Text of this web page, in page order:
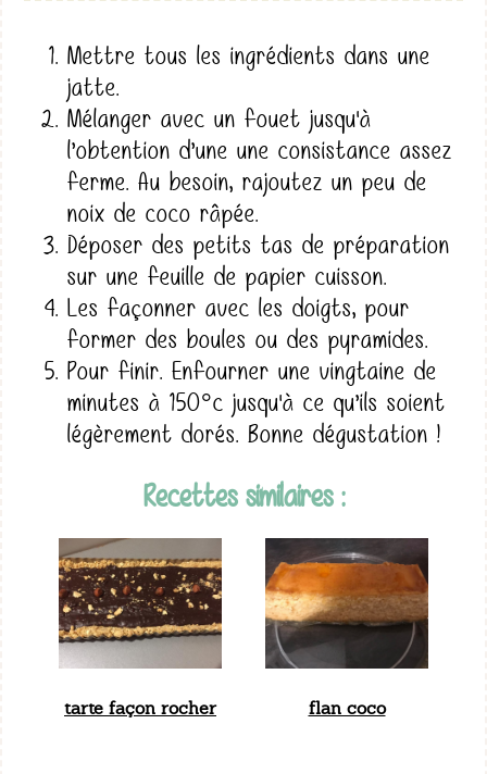
Mettre tous les ingrédients dans une
jatte.
Mélanger avec un fouet jusqu'à
l’obtention d’une une consistance assez
ferme. Au besoin, rajoutez un peu de
noix de coco râpée.
Déposer des petits tas de préparation
sur une feuille de papier cuisson.
Les façonner avec les doigts, pour
former des boules ou des pyramides.
Pour finir. Enfourner une vingtaine de
minutes à 150°c jusqu'à ce qu’ils soient
légèrement dorés. Bonne dégustation !
Recettes similaires :
tarte façon rocher flan coco